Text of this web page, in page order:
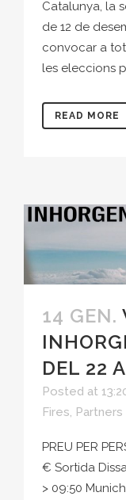
Catalunya, la
de 12 de
convocar a
les eleccions
READ MORE
14 GEN.
DEL 22
Posted at
Fires, Partners
PREU PER
€ Sortida
> 09:50